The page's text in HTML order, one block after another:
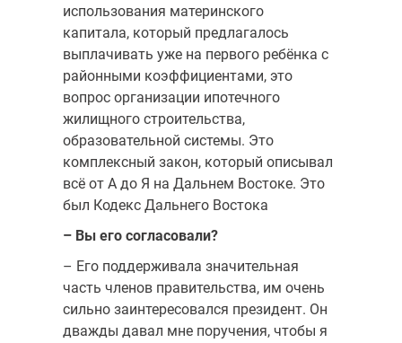
использования материнского
капитала, который предлагалось
выплачивать уже на первого ребёнка с
районными коэффициентами, это
вопрос организации ипотечного
жилищного строительства,
образовательной системы. Это
комплексный закон, который описывал
всё от А до Я на Дальнем Востоке. Это
был Кодекс Дальнего Востока
– Вы его согласовали?
– Его поддерживала значительная
часть членов правительства, им очень
сильно заинтересовался президент. Он
дважды давал мне поручения, чтобы я